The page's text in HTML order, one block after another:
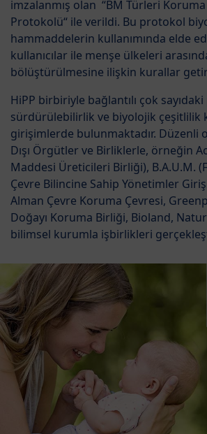
imzalanmış olan “BM Türleri
Protokolü“ ile verildi. Bu protokol
hammaddelerin kullanımında elde
kullanıcılar ile menşe ülkeleri
bölüştürülmesine ilişkin kurallar
HiPP birbiriyle bağlantılı çok
sürdürülebilirlik ve biyolojik çeşitlilik
girişimlerde bulunmaktadır. Düzenli
Dışı Örgütler ve Birliklerle, örneğin
Maddesi Üreticileri Birliği), B.A.U.M.
Çevre Bilincine Sahip Yönetimler
Alman Çevre Koruma Çevresi,
Doğayı Koruma Birliği, Bioland,
bilimsel kurumla işbirlikleri